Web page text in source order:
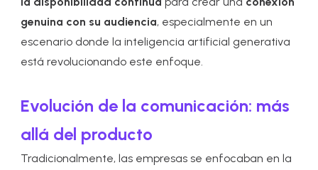
genuina con su audiencia, especialmente en un
escenario donde la inteligencia artificial generativa
está revolucionando este enfoque.
Evolución de la comunicación: más
allá del producto
Tradicionalmente, las empresas se enfocaban en la